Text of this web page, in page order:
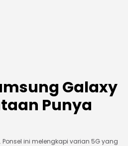
Galaxy
Punya
ini melengkapi varian 5G yang